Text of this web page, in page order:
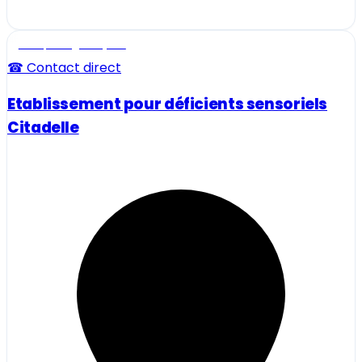
☎ Contact direct
Etablissement pour déficients sensoriels
Citadelle